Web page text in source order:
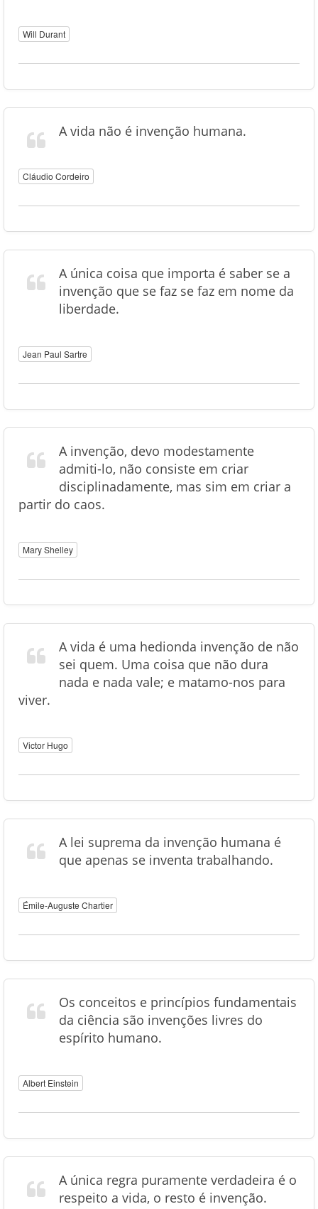
Will Durant
A vida não é invenção humana.
Cláudio Cordeiro
A única coisa que importa é saber se a
invenção que se faz se faz em nome da
liberdade.
Jean Paul Sartre
A invenção, devo modestamente
admiti-lo, não consiste em criar
disciplinadamente, mas sim em criar a
partir do caos.
Mary Shelley
A vida é uma hedionda invenção de não
sei quem. Uma coisa que não dura
nada e nada vale; e matamo-nos para
viver.
Victor Hugo
A lei suprema da invenção humana é
que apenas se inventa trabalhando.
Émile-Auguste Chartier
Os conceitos e princípios fundamentais
da ciência são invenções livres do
espírito humano.
Albert Einstein
A única regra puramente verdadeira é o
respeito a vida, o resto é invenção.